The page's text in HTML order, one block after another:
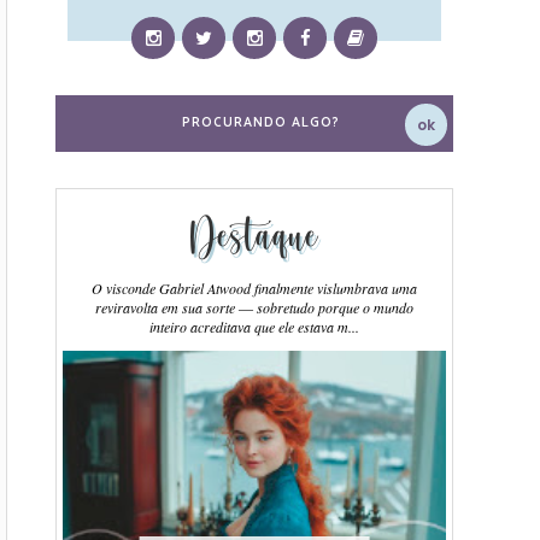
Destaque
O visconde Gabriel Atwood finalmente vislumbrava uma
reviravolta em sua sorte ― sobretudo porque o mundo
inteiro acreditava que ele estava m...